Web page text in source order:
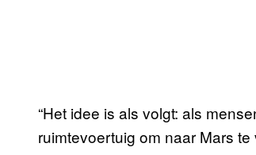
“Het idee is als volgt: als
ruimtevoertuig om naar Mars